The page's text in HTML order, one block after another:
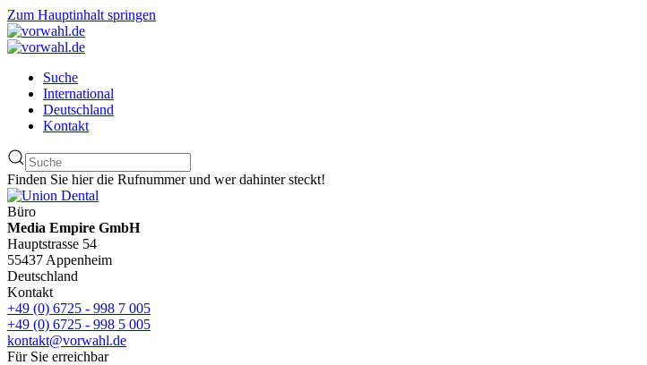
Zum Hauptinhalt springen
Suche
International
Deutschland
Kontakt
Finden Sie hier die Rufnummer und wer dahinter steckt!
Büro
Media Empire GmbH
Hauptstrasse 54
55437 Appenheim
Deutschland
Kontakt
+49 (0) 6725 - 998 7 005
+49 (0) 6725 - 998 5 005
kontakt@vorwahl.de
Für Sie erreichbar